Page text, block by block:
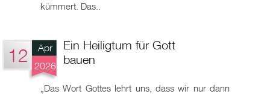
kümmert. Das..
12
Apr
2026
Ein Heiligtum für Gott
bauen
„Das Wort Gottes lehrt uns, dass wir nur dann